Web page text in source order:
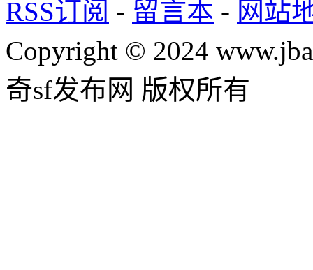
RSS订阅 - 留言本 - 网站
Copyright © 2024
奇sf发布网 版权所有